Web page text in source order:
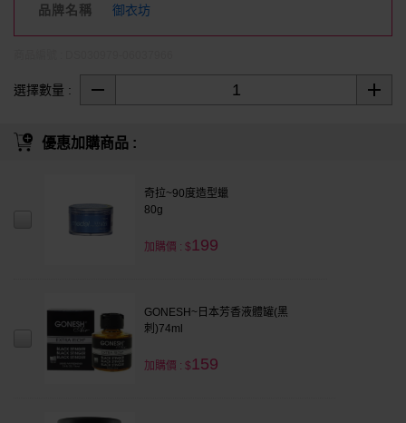
品牌名稱 御衣坊
選擇數量 :
優惠加購商品 :
奇拉~90度造型蠟
80g
加購價 : $199
GONESH~日本芳香液體罐(黑
刺)74ml
加購價 : $159